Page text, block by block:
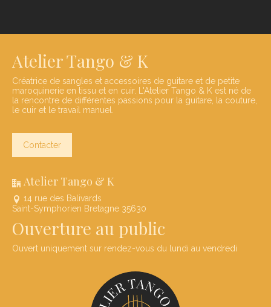
Atelier Tango & K
Créatrice de sangles et accessoires de guitare et de petite
maroquinerie en tissu et en cuir. L'Atelier Tango & K est né de
la rencontre de différentes passions pour la guitare, la couture,
le cuir et le travail manuel.
Contacter
Atelier Tango & K
14 rue des Balivards
Saint-Symphorien Bretagne 35630
Ouverture au public
Ouvert uniquement sur rendez-vous du lundi au vendredi